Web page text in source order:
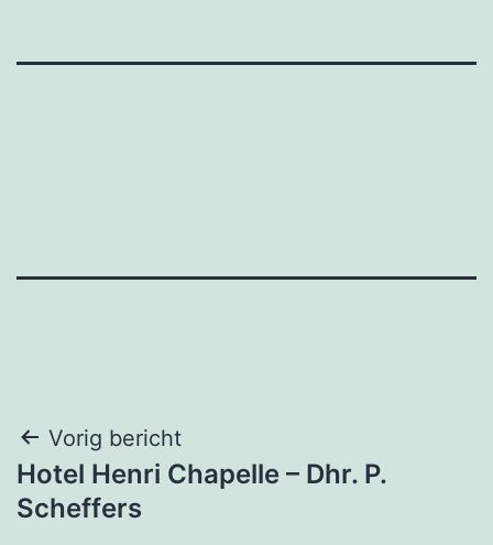
Bericht
navigatie
Vorig bericht
Hotel Henri Chapelle – Dhr. P.
Scheffers